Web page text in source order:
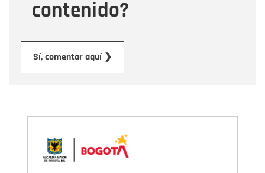
contenido?
Sí, comentar aquí ❯